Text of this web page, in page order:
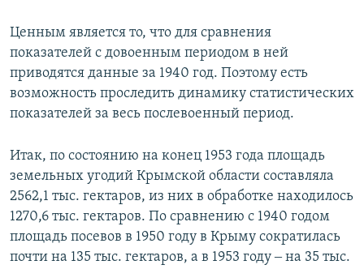
Ценным является то, что для сравнения
показателей с довоенным периодом в ней
приводятся данные за 1940 год. Поэтому есть
возможность проследить динамику статистических
показателей за весь послевоенный период.
Итак, по состоянию на конец 1953 года площадь
земельных угодий Крымской области составляла
2562,1 тыс. гектаров, из них в обработке находилось
1270,6 тыс. гектаров. По сравнению с 1940 годом
площадь посевов в 1950 году в Крыму сократилась
почти на 135 тыс. гектаров, а в 1953 году ‒ на 35 тыс.